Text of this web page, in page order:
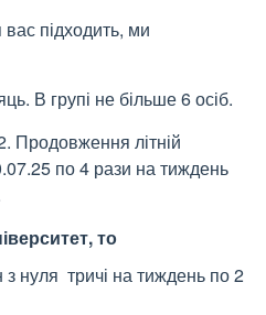
підходить, ми
В групі не більше 6 осіб.
Продовження літній
по 4 рази на тиждень
то
нуля тричі на тиждень по 2